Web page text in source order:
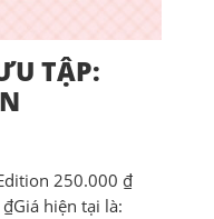
TẬP:
250.000 ₫
hiện tại là: